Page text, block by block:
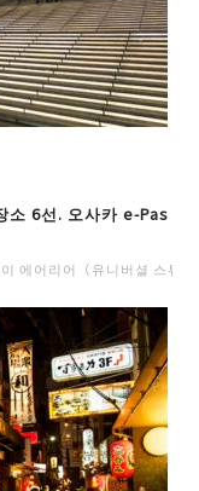
소 6선. 오사카 e-Pas
에어리어（유니버셜 스튜